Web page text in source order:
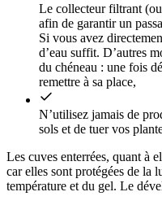
Le collecteur filtrant
afin de garantir un
Si vous avez
d’eau suffit. D’autres
du chéneau : une fois
remettre à sa place,
N’utilisez jamais de
sols et de tuer vos
Les cuves enterrées, quant à
car elles sont protégées de la
température et du gel. Le